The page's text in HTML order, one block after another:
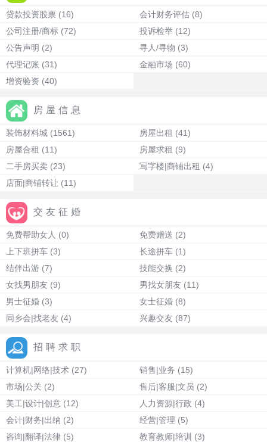
贷款投资股票 (16) 会计财务评估 (8)
公司注册/商标 (72) 投诉检举 (12)
公告声明 (2) 寻人/寻物 (3)
代理记账 (31) 金融市场 (60)
增资验资 (40)
房屋信息
装饰材料城 (1561) 房屋出租 (41)
房屋合租 (11) 房屋求租 (9)
二手房买卖 (23) 写字楼|商铺出租 (4)
店面|商铺转让 (11)
交友征婚
免费帮助女人 (0) 免费赠送 (2)
上下班拼车 (3) 长途拼车 (1)
结伴出游 (7) 技能交换 (2)
女找男朋友 (9) 男找女朋友 (11)
男士征婚 (3) 女士征婚 (8)
同乡会|找老友 (4) 兴趣交友 (87)
招聘求职
计算机|网络|技术 (27) 销售|业务 (15)
市场|公关 (2) 售后|客服|文员 (2)
美工|设计|创意 (12) 人力资源|行政 (4)
会计|财务|出纳 (2) 经营|管理 (5)
咨询|翻译|法律 (5) 教育教师|培训 (3)